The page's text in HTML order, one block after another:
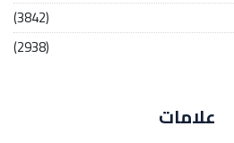
(3842)
(2938)
علامات